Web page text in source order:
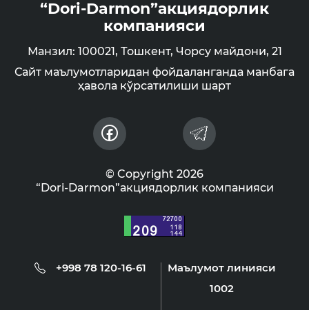
“Dori-Darmon”акциядорлик
компанияси
Манзил: 100021, Тошкент, Чорсу майдони, 21
Сайт маълумотларидан фойдаланганда манбага
ҳавола кўрсатилиши шарт
© Copyright 2026
“Dori-Darmon”акциядорлик компанияси
+998 78 120-16-61
Маълумот линияси
1002